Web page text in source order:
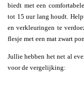
biedt met een
tot 15 uur lang houdt.
en verkleuringen te
flesje met een mat zwart
Jullie hebben het net al
voor de vergelijking: